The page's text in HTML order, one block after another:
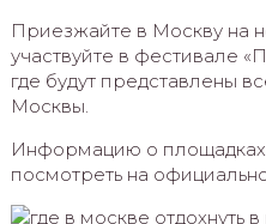
Приезжайте в Москву на
участвуйте в фестивале
где будут представлены
Москвы.
Информацию о
посмотреть на